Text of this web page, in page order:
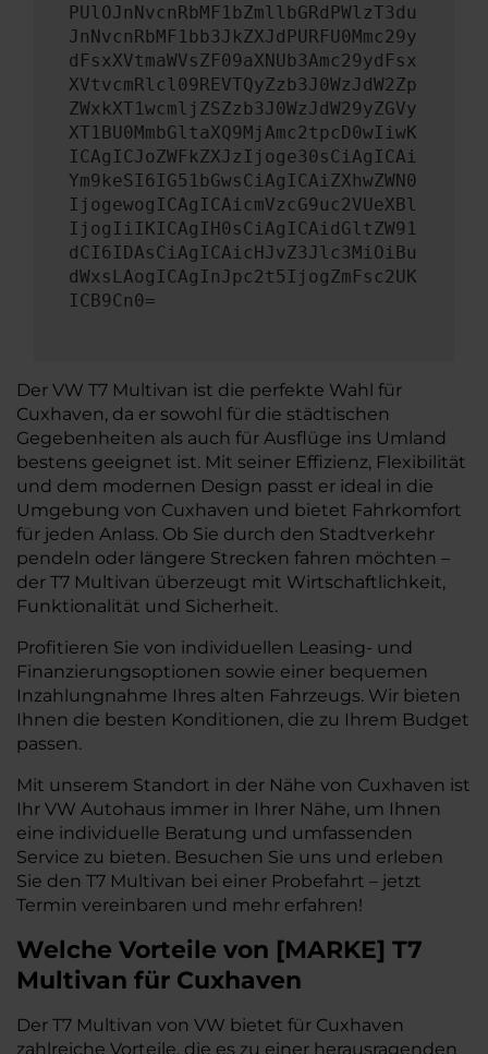
PUlOJnNvcnRbMF1bZmllbGRdPWlzT3du
JnNvcnRbMF1bb3JkZXJdPURFU0Mmc29y
dFsxXVtmaWVsZF09aXNUb3Amc29ydFsx
XVtvcmRlcl09REVTQyZzb3J0WzJdW2Zp
ZWxkXT1wcmljZSZzb3J0WzJdW29yZGVy
XT1BU0MmbGltaXQ9MjAmc2tpcD0wIiwK
ICAgICJoZWFkZXJzIjoge30sCiAgICAi
Ym9keSI6IG51bGwsCiAgICAiZXhwZWN0
IjogewogICAgICAicmVzcG9uc2VUeXBl
IjogIiIKICAgIH0sCiAgICAidGltZW91
dCI6IDAsCiAgICAicHJvZ3Jlc3MiOiBu
dWxsLAogICAgInJpc2t5IjogZmFsc2UK
ICB9Cn0=
Der VW T7 Multivan ist die perfekte Wahl für
Cuxhaven, da er sowohl für die städtischen
Gegebenheiten als auch für Ausflüge ins Umland
bestens geeignet ist. Mit seiner Effizienz, Flexibilität
und dem modernen Design passt er ideal in die
Umgebung von Cuxhaven und bietet Fahrkomfort
für jeden Anlass. Ob Sie durch den Stadtverkehr
pendeln oder längere Strecken fahren möchten –
der T7 Multivan überzeugt mit Wirtschaftlichkeit,
Funktionalität und Sicherheit.
Profitieren Sie von individuellen Leasing- und
Finanzierungsoptionen sowie einer bequemen
Inzahlungnahme Ihres alten Fahrzeugs. Wir bieten
Ihnen die besten Konditionen, die zu Ihrem Budget
passen.
Mit unserem Standort in der Nähe von Cuxhaven ist
Ihr VW Autohaus immer in Ihrer Nähe, um Ihnen
eine individuelle Beratung und umfassenden
Service zu bieten. Besuchen Sie uns und erleben
Sie den T7 Multivan bei einer Probefahrt – jetzt
Termin vereinbaren und mehr erfahren!
Welche Vorteile von [MARKE] T7
Multivan für Cuxhaven
Der T7 Multivan von VW bietet für Cuxhaven
zahlreiche Vorteile, die es zu einer herausragenden